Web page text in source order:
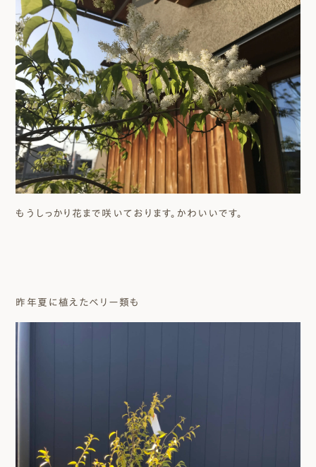
もうしっかり花まで咲いております。かわいいです。
昨年夏に植えたベリー類も